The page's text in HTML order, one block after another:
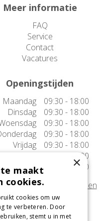
Meer informatie
FAQ
Service
Contact
Vacatures
Openingstijden
Maandag
09:30 - 18:00
Dinsdag
09:30 - 18:00
09:30 - 18:00
09:30 - 18:00
Vrijdag
09:30 - 18:00
Zaterdag
09:30 - 17:00
Zondag
10:00 - 17:00
openingstijden tonen
Onze locatie
×
maakt
cookies.
cookies om uw
te verbeteren. Door
stemt u in met